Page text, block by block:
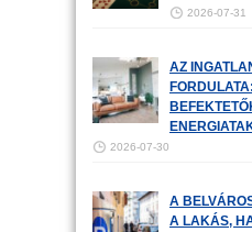
2026-07-31
AZ
2026-07-30
A
A LAKÁS,